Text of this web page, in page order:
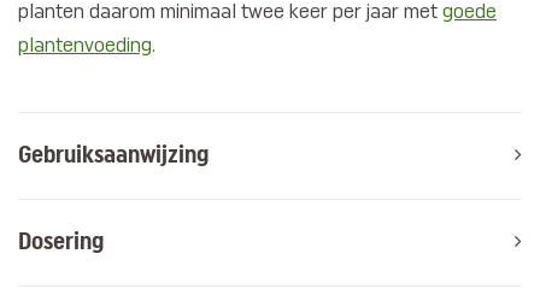
planten daarom minimaal twee keer per jaar met goede
plantenvoeding.
Gebruiksaanwijzing
Dosering